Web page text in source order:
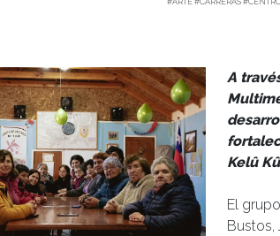
#ARTE #CARRERAS
A
Kelû
El
Bustos,